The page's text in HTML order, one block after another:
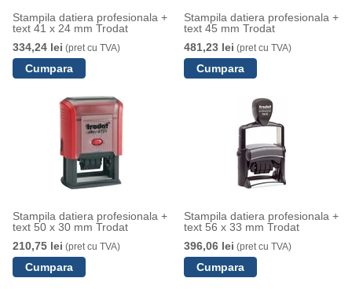
Stampila datiera profesionala +
text 41 x 24 mm Trodat
334,24 lei (pret cu TVA)
Stampila datiera profesionala +
text 45 mm Trodat
481,23 lei (pret cu TVA)
Stampila datiera profesionala +
text 50 x 30 mm Trodat
210,75 lei (pret cu TVA)
Stampila datiera profesionala +
text 56 x 33 mm Trodat
396,06 lei (pret cu TVA)